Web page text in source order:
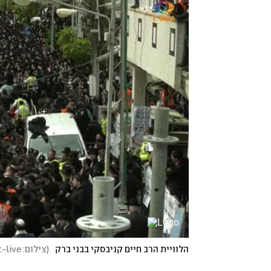
הלוויית הרב חיים קניבסקי בבני ברק (צילום: c-live